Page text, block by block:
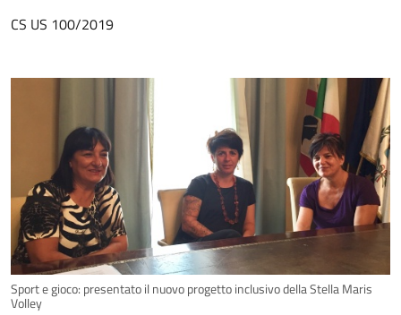
CS US 100/2019
Sport e gioco: presentato il nuovo progetto inclusivo della Stella Maris
Volley